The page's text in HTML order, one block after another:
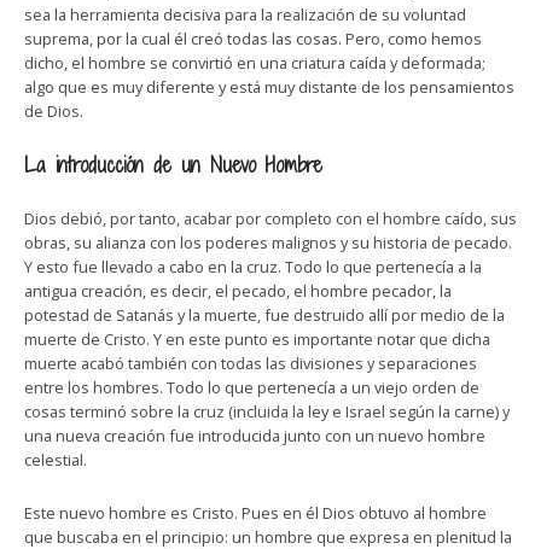
sea la herramienta decisiva para la realización de su voluntad
suprema, por la cual él creó todas las cosas. Pero, como hemos
dicho, el hombre se convirtió en una criatura caída y deformada;
algo que es muy diferente y está muy distante de los pensamientos
de Dios.
La introducción de un Nuevo Hombre
Dios debió, por tanto, acabar por completo con el hombre caído, sus
obras, su alianza con los poderes malignos y su historia de pecado.
Y esto fue llevado a cabo en la cruz. Todo lo que pertenecía a la
antigua creación, es decir, el pecado, el hombre pecador, la
potestad de Satanás y la muerte, fue destruido allí por medio de la
muerte de Cristo. Y en este punto es importante notar que dicha
muerte acabó también con todas las divisiones y separaciones
entre los hombres. Todo lo que pertenecía a un viejo orden de
cosas terminó sobre la cruz (incluida la ley e Israel según la carne) y
una nueva creación fue introducida junto con un nuevo hombre
celestial.
Este nuevo hombre es Cristo. Pues en él Dios obtuvo al hombre
que buscaba en el principio: un hombre que expresa en plenitud la